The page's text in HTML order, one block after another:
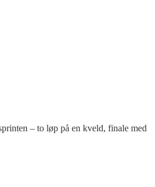
– to løp på en kveld, finale med